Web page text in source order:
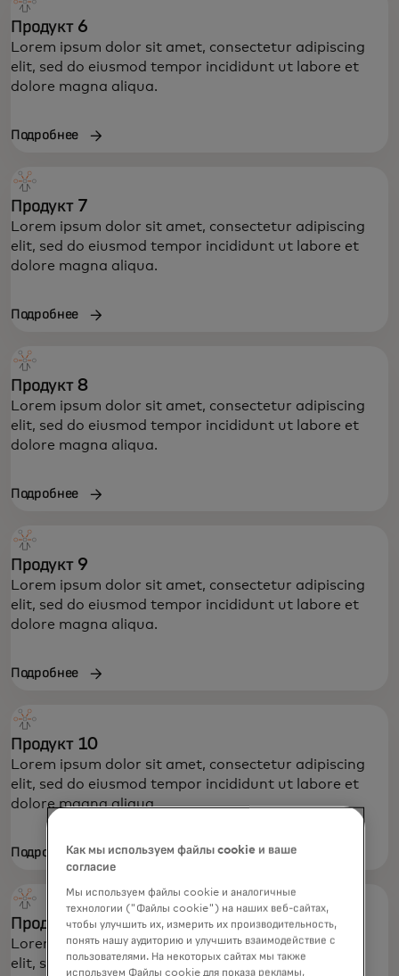
Продукт 6
Lorem ipsum dolor sit amet, consectetur adipiscing
elit, sed do eiusmod tempor incididunt ut labore et
dolore magna aliqua.
Подробнее
Продукт 7
Lorem ipsum dolor sit amet, consectetur adipiscing
elit, sed do eiusmod tempor incididunt ut labore et
dolore magna aliqua.
Подробнее
Продукт 8
Lorem ipsum dolor sit amet, consectetur adipiscing
elit, sed do eiusmod tempor incididunt ut labore et
dolore magna aliqua.
Подробнее
Продукт 9
Lorem ipsum dolor sit amet, consectetur adipiscing
elit, sed do eiusmod tempor incididunt ut labore et
dolore magna aliqua.
Подробнее
Продукт 10
Lorem ipsum dolor sit amet, consectetur adipiscing
elit, sed do eiusmod tempor incididunt ut labore et
dolore magna aliqua.
Подробнее
Продукт 11
Lorem ipsum dolor sit amet, consectetur adipiscing
elit, sed do eiusmod tempor incididunt ut labore et
Как мы используем файлы cookie и ваше
согласие
Мы используем файлы cookie и аналогичные
технологии ("Файлы cookie") на наших веб-сайтах,
чтобы улучшить их, измерить их производительность,
понять нашу аудиторию и улучшить взаимодействие с
пользователями. На некоторых сайтах мы также
используем Файлы cookie для показа рекламы,